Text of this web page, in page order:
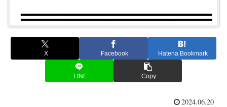
X Facebook Hatena Bookmark
LINE Copy
2024.06.20